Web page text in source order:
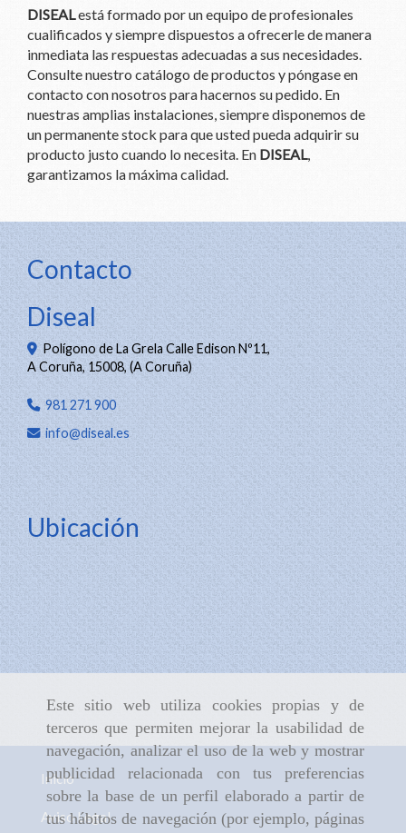
Este sitio web utiliza cookies propias y de
terceros que permiten mejorar la usabilidad de
navegación, analizar el uso de la web y mostrar
publicidad relacionada con tus preferencias
sobre la base de un perfil elaborado a partir de
tus hábitos de navegación (por ejemplo, páginas
DISEALestá formado por un equipo de profesionales
cualificados y siempre dispuestos a ofrecerle de manera
inmediata las respuestas adecuadas a sus necesidades.
Consulte nuestro catálogo de productos y póngase en
contacto con nosotros para hacernos su pedido. En
nuestras amplias instalaciones, siempre disponemos de
un permanente stock para que usted pueda adquirir su
producto justo cuando lo necesita. En DISEAL,
garantizamos la máxima calidad.
Contacto
Diseal
Polígono de La Grela Calle Edison Nº11,
A Coruña,15008, (A Coruña)
981 271 900
info
diseal.es
Ubicación
Inicio
Aviso Legal